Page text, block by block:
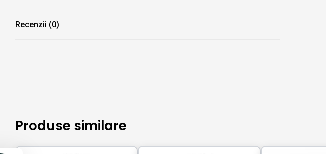
Recenzii (0)
Produse similare